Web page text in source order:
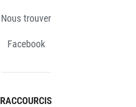
Nous trouver
Facebook
RACCOURCIS